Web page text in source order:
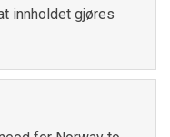
innholdet gjøres